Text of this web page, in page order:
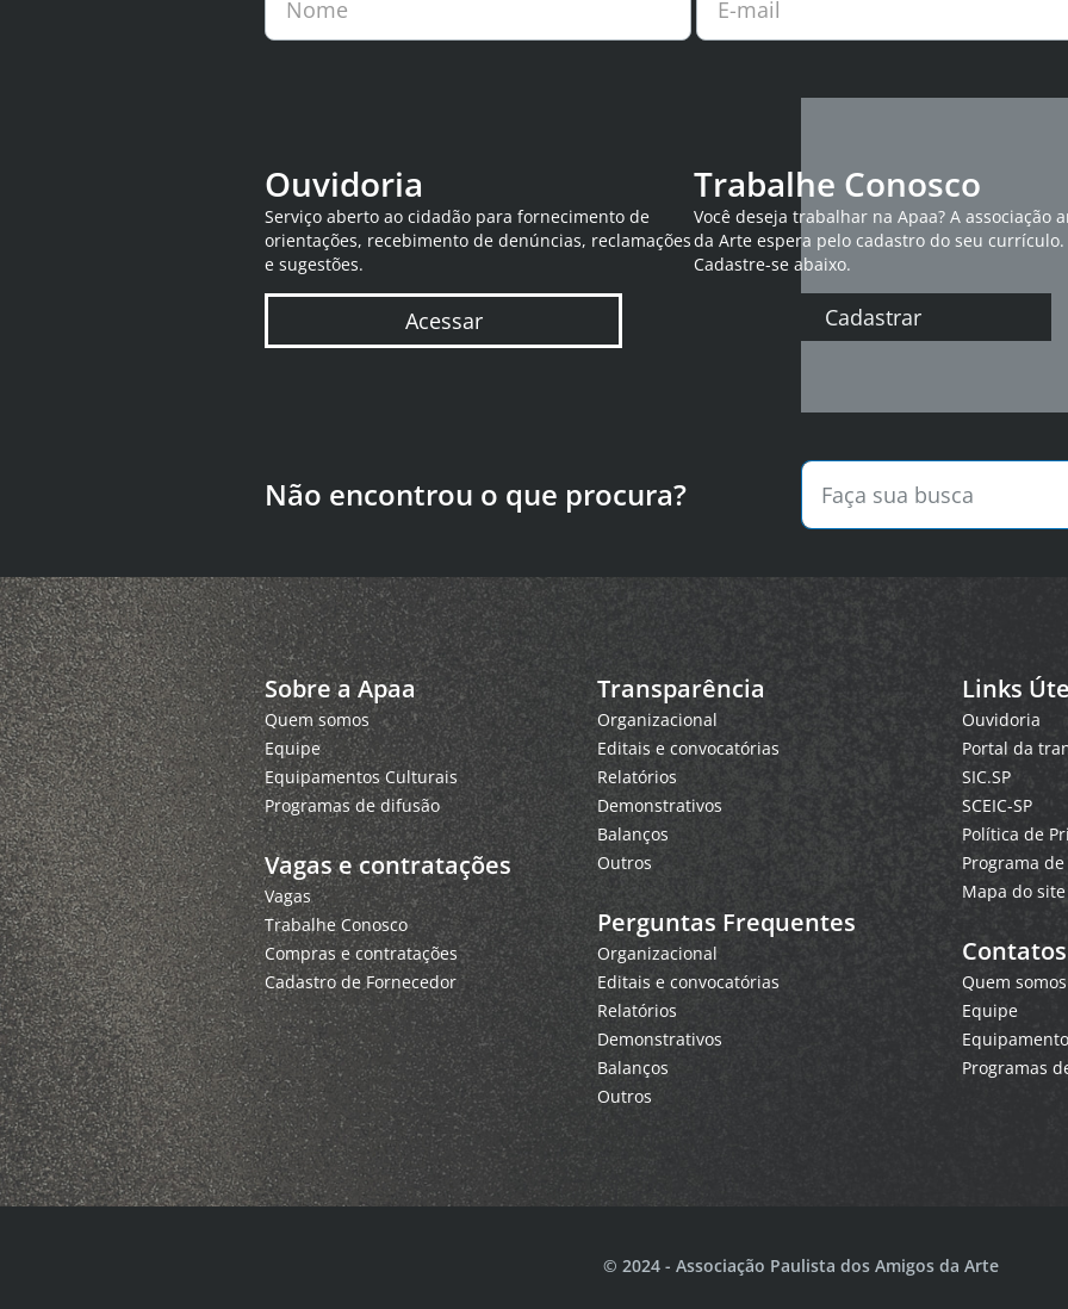
Nome
E-mail
Ouvidoria
Serviço aberto ao cidadão para fornecimento de
orientações, recebimento de denúncias, reclamações
e sugestões.
Acessar
Trabalhe Conosco
Você deseja trabalhar na Apaa? A associação
da Arte espera pelo cadastro do seu currículo.
Cadastre-se abaixo.
Cadastrar
Não encontrou o que procura?
Sobre a Apaa
Quem somos
Equipe
Equipamentos Culturais
Programas de difusão
Vagas e contratações
Vagas
Trabalhe Conosco
Compras e contratações
Cadastro de Fornecedor
Transparência
Organizacional
Editais e convocatórias
Relatórios
Demonstrativos
Balanços
Outros
Perguntas Frequentes
Organizacional
Editais e convocatórias
Relatórios
Demonstrativos
Balanços
Outros
Links
Ouvidoria
Portal da
SIC.SP
SCEIC-SP
Política de
Programa
Mapa do site
Contatos
Quem somos
Equipe
Programas
© 2024 - Associação Paulista dos Amigos da Arte